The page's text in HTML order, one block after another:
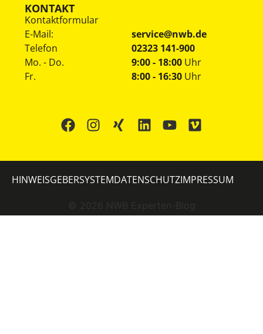
KONTAKT
Kontaktformular
E-Mail:
service@nwb.de
Telefon
02323 141-900
Mo. - Do.
Fr.
9:00 - 18:00 Uhr
8:00 - 16:30 Uhr
© 2026 NWB Experten-Blog
HINWEISGEBERSYSTEMDATENSCHUTZIMPRESSUM